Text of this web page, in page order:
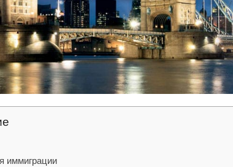
иммиграции